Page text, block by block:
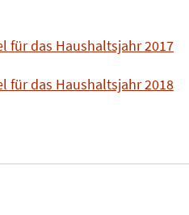
für das Haushaltsjahr 2017
für das Haushaltsjahr 2018